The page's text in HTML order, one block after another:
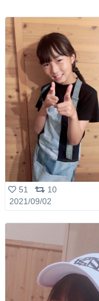
51
10
2021/09/02